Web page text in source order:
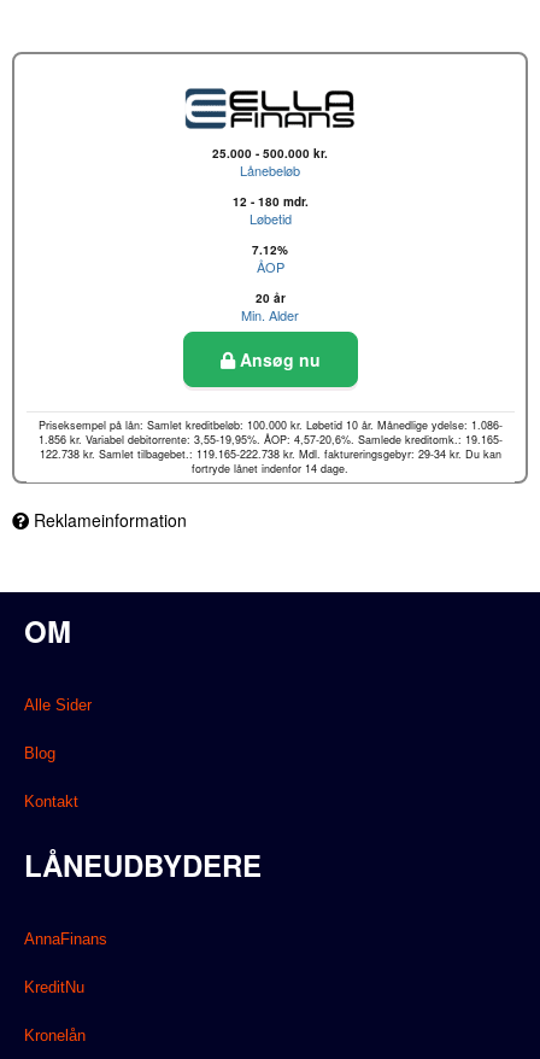
25.000 - 500.000 kr.
Lånebeløb
12 - 180 mdr.
Løbetid
7.12%
ÅOP
20 år
Min. Alder
Ansøg nu
Priseksempel på lån: Samlet kreditbeløb: 100.000 kr. Løbetid 10 år. Månedlige ydelse: 1.086-
1.856 kr. Variabel debitorrente: 3,55-19,95%. ÅOP: 4,57-20,6%. Samlede kreditomk.: 19.165-
122.738 kr. Samlet tilbagebet.: 119.165-222.738 kr. Mdl. faktureringsgebyr: 29-34 kr. Du kan
fortryde lånet indenfor 14 dage.
Reklameinformation
OM
Alle Sider
Blog
Kontakt
LÅNEUDBYDERE
AnnaFinans
KreditNu
Kronelån